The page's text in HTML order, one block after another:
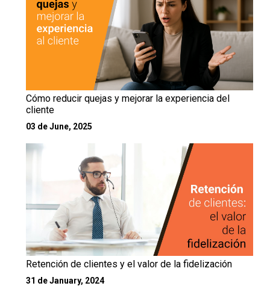
Cómo reducir quejas y mejorar la experiencia del
cliente
03 de June, 2025
Retención de clientes y el valor de la fidelización
31 de January, 2024